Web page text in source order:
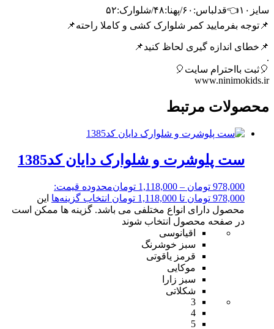
سایز۱۰👈قدلباس:۶۰/پهنا:۴۸/شلوارک:۵۲
📌توجه بفرمایید کمر شلوارک کشی و کاملا راحته📌
📌خطای اندازه گیری لحاظ کنید📌
.
🎈ثبت بااحترام سایت🎈
www.ninimokids.ir
محصولات مرتبط
ست پلوشرت و شلوارک دایان کد1385
978,000 تومان –
1,118,000 تومانمحدوده قیمت:
978,000 تومان تا 1,118,000 تومان
انتخاب گزینه‌ها این
محصول دارای انواع مختلفی می باشد. گزینه ها ممکن است
در صفحه محصول انتخاب شوند
اقیانوسی
سبز خوشرنگ
قرمز یاقوتی
موکایی
سبز زارا
شکلاتی
3
4
5